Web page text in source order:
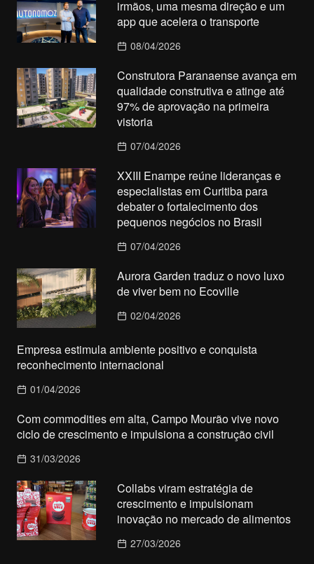
irmãos, uma mesma direção e um
app que acelera o transporte
08/04/2026
Construtora Paranaense avança em
qualidade construtiva e atinge até
97% de aprovação na primeira
vistoria
07/04/2026
XXIII Enampe reúne lideranças e
especialistas em Curitiba para
debater o fortalecimento dos
pequenos negócios no Brasil
07/04/2026
Aurora Garden traduz o novo luxo
de viver bem no Ecoville
02/04/2026
Empresa estimula ambiente positivo e conquista
reconhecimento internacional
01/04/2026
Com commodities em alta, Campo Mourão vive novo
ciclo de crescimento e impulsiona a construção civil
31/03/2026
Collabs viram estratégia de
crescimento e impulsionam
inovação no mercado de alimentos
27/03/2026